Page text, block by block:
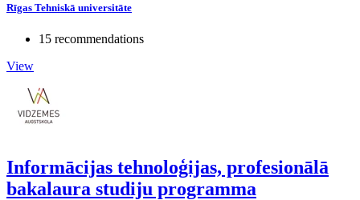
Rīgas Tehniskā universitāte
15 recommendations
View
Informācijas tehnoloģijas, profesionālā
bakalaura studiju programma